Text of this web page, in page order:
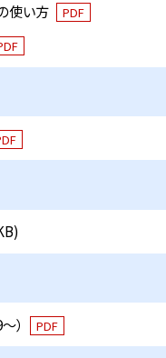
使い方 PDF
） PDF